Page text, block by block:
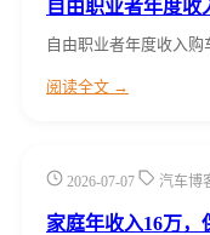
自由职业者年度
自由职业者年度收入
阅读全文 →
2026-07-07 汽车博
家庭年收入16万